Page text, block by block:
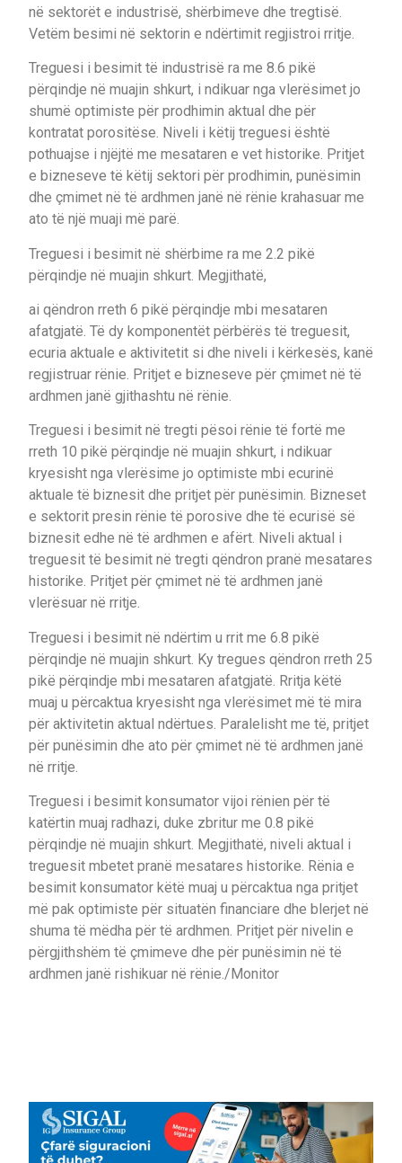
në sektorët e industrisë, shërbimeve dhe tregtisë.
Vetëm besimi në sektorin e ndërtimit regjistroi rritje.
Treguesi i besimit të industrisë ra me 8.6 pikë
përqindje në muajin shkurt, i ndikuar nga vlerësimet jo
shumë optimiste për prodhimin aktual dhe për
kontratat porositëse. Niveli i këtij treguesi është
pothuajse i njëjtë me mesataren e vet historike. Pritjet
e bizneseve të këtij sektori për prodhimin, punësimin
dhe çmimet në të ardhmen janë në rënie krahasuar me
ato të një muaji më parë.
Treguesi i besimit në shërbime ra me 2.2 pikë
përqindje në muajin shkurt. Megjithatë,
ai qëndron rreth 6 pikë përqindje mbi mesataren
afatgjatë. Të dy komponentët përbërës të treguesit,
ecuria aktuale e aktivitetit si dhe niveli i kërkesës, kanë
regjistruar rënie. Pritjet e bizneseve për çmimet në të
ardhmen janë gjithashtu në rënie.
Treguesi i besimit në tregti pësoi rënie të fortë me
rreth 10 pikë përqindje në muajin shkurt, i ndikuar
kryesisht nga vlerësime jo optimiste mbi ecurinë
aktuale të biznesit dhe pritjet për punësimin. Bizneset
e sektorit presin rënie të porosive dhe të ecurisë së
biznesit edhe në të ardhmen e afërt. Niveli aktual i
treguesit të besimit në tregti qëndron pranë mesatares
historike. Pritjet për çmimet në të ardhmen janë
vlerësuar në rritje.
Treguesi i besimit në ndërtim u rrit me 6.8 pikë
përqindje në muajin shkurt. Ky tregues qëndron rreth 25
pikë përqindje mbi mesataren afatgjatë. Rritja këtë
muaj u përcaktua kryesisht nga vlerësimet më të mira
për aktivitetin aktual ndërtues. Paralelisht me të, pritjet
për punësimin dhe ato për çmimet në të ardhmen janë
në rritje.
Treguesi i besimit konsumator vijoi rënien për të
katërtin muaj radhazi, duke zbritur me 0.8 pikë
përqindje në muajin shkurt. Megjithatë, niveli aktual i
treguesit mbetet pranë mesatares historike. Rënia e
besimit konsumator këtë muaj u përcaktua nga pritjet
më pak optimiste për situatën financiare dhe blerjet në
shuma të mëdha për të ardhmen. Pritjet për nivelin e
përgjithshëm të çmimeve dhe për punësimin në të
ardhmen janë rishikuar në rënie./Monitor